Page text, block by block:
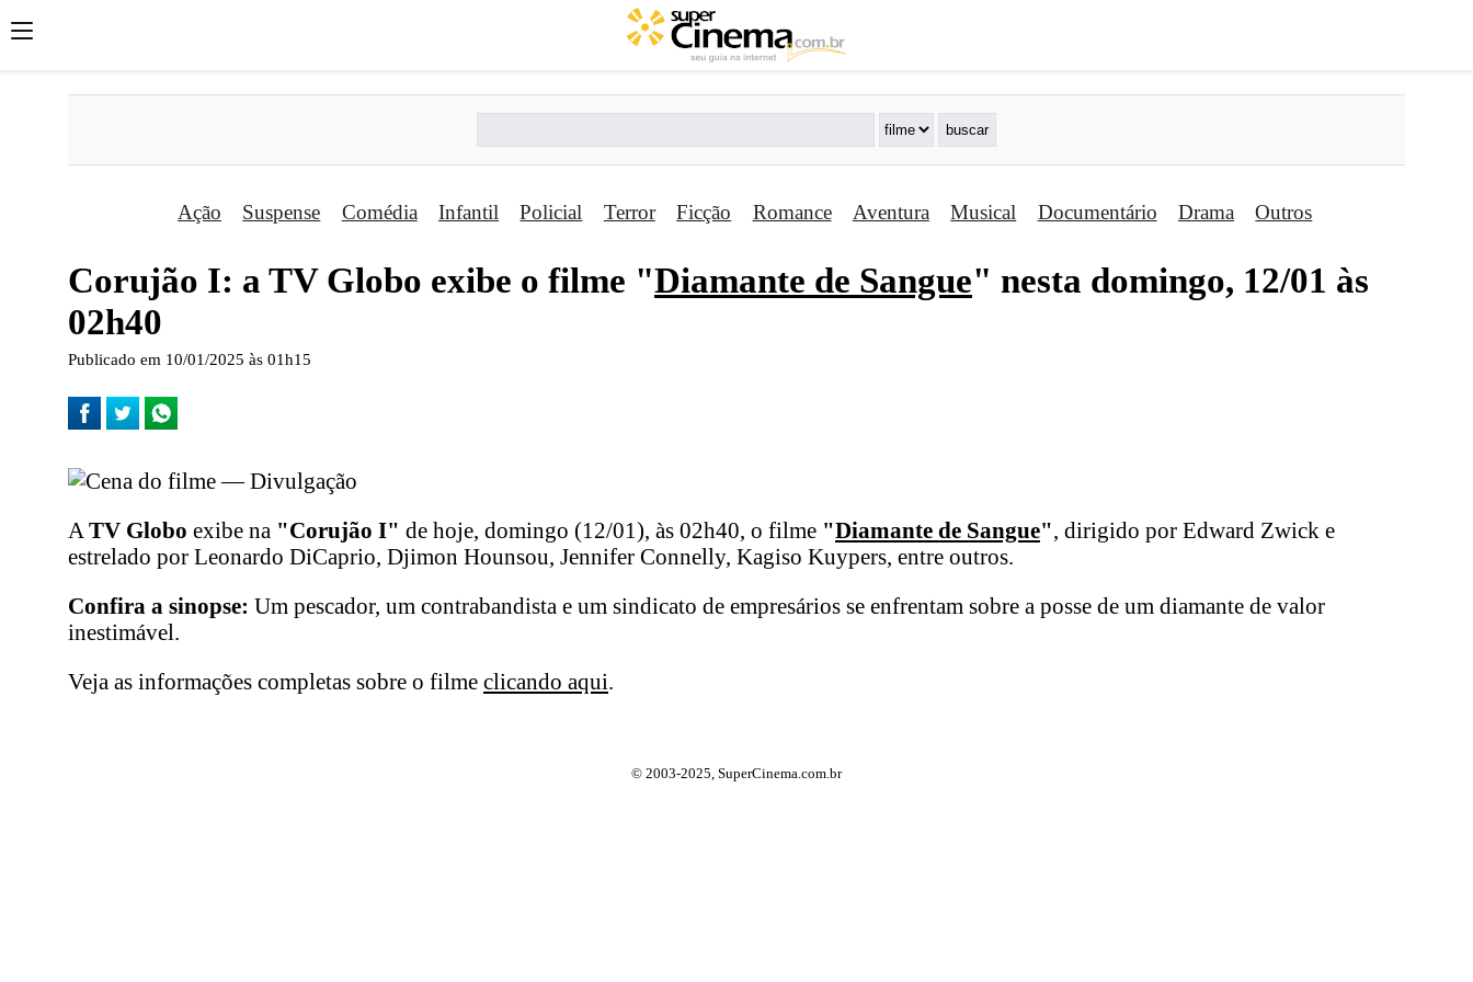
Ação Suspense Comédia Infantil Policial Terror Ficção Romance Aventura Musical Documentário Drama Outros
Corujão I: a TV Globo exibe o filme "Diamante de Sangue" nesta domingo, 12/01 às
02h40
Publicado em 10/01/2025 às 01h15
A TV Globo exibe na "Corujão I" de hoje, domingo (12/01), às 02h40, o filme "Diamante de Sangue", dirigido por Edward Zwick e
estrelado por Leonardo DiCaprio, Djimon Hounsou, Jennifer Connelly, Kagiso Kuypers, entre outros.
Confira a sinopse: Um pescador, um contrabandista e um sindicato de empresários se enfrentam sobre a posse de um diamante de valor
inestimável.
Veja as informações completas sobre o filme clicando aqui.
© 2003-2025, SuperCinema.com.br